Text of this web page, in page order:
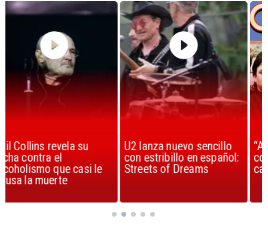
U2 lanza nuevo sencillo
con estribillo en español:
Streets of Dreams
“Africa” de Toto es
considerada la mejor
canción, según la ciencia